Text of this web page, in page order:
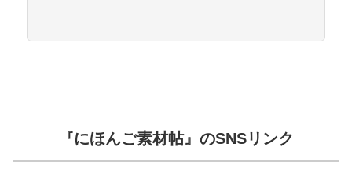
『にほんご素材帖』のSNSリンク